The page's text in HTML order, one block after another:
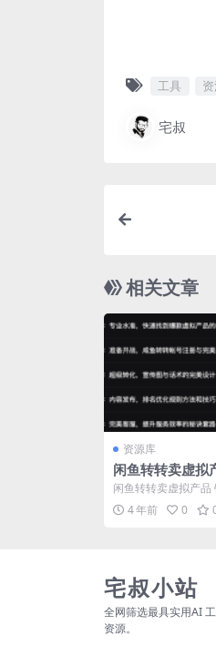
工具
宅叔
相关文章
资源库
闲鱼转转卖虚拟
赚5000+
闲鱼转转卖虚拟产品
s://
4 年前 0
宅叔小站
全网筛选最具实用AI
资源。